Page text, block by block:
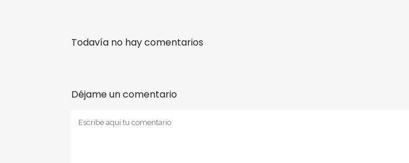
Todavía no hay comentarios
Déjame un comentario